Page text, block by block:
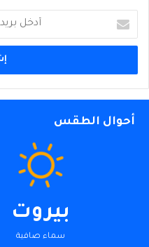
بريدك
الإلكتروني
أحوال الطقس
بيروت
سماء صافية